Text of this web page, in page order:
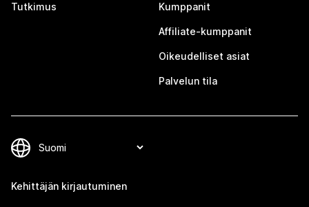
Tutkimus Kumppanit
Affiliate-kumppanit
Oikeudelliset asiat
Palvelun tila
Kehittäjän kirjautuminen